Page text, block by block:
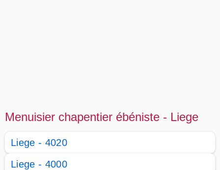
Menuisier chapentier ébéniste - Liege
Liege - 4020
Liege - 4000